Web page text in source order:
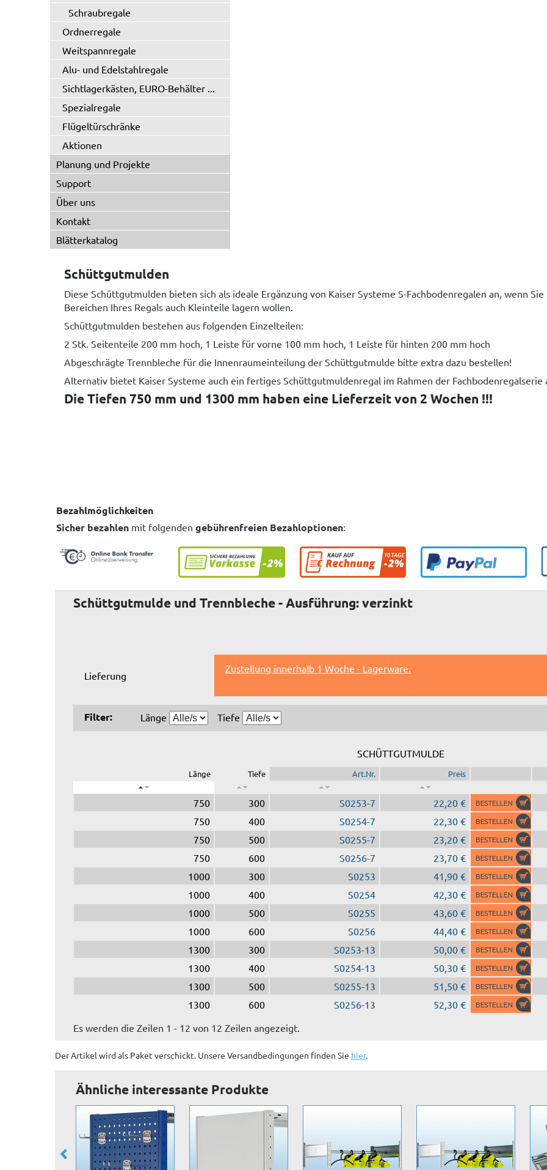
Schraubregale
Ordnerregale
Weitspannregale
Alu- und Edelstahlregale
Sichtlagerkästen, EURO-Behälter ...
Spezialregale
Flügeltürschränke
Aktionen
Planung und Projekte
Support
Über uns
Kontakt
Blätterkatalog
Schüttgutmulden
Diese Schüttgutmulden bieten sich als ideale Ergänzung von Kaiser Systeme S-Fachbodenregalen an, wenn
Bereichen Ihres Regals auch Kleinteile lagern wollen.
Schüttgutmulden bestehen aus folgenden Einzelteilen:
2 Stk. Seitenteile 200 mm hoch, 1 Leiste für vorne 100 mm hoch, 1 Leiste für hinten 200 mm hoch
Abgeschrägte Trennbleche für die Innenraumeinteilung der Schüttgutmulde bitte extra dazu bestellen!
Alternativ bietet Kaiser Systeme auch ein fertiges Schüttgutmuldenregal im Rahmen der Fachbodenregalserie
Die Tiefen 750 mm und 1300 mm haben eine Lieferzeit von 2 Wochen !!!
Bezahlmöglichkeiten
Sicher bezahlen mit folgenden gebührenfreien Bezahloptionen:
Schüttgutmulde und Trennbleche - Ausführung: verzinkt
Lieferung
Zustellung innerhalb 1 Woche - Lagerware.
Filter: Länge Tiefe
SCHÜTTGUTMULDE
Länge Tiefe Art.Nr. Preis
750 300 S0253-7
22,20 €
750
400 S0254-7
22,30 €
750
500 S0255-7
23,20 €
750
600 S0256-7
23,70 €
1000
300 S0253
41,90 €
1000
400 S0254
42,30 €
1000
500 S0255
43,60 €
1000
600 S0256
44,40 €
1300
300 S0253-13
50,00 €
1300
400 S0254-13
50,30 €
1300
500 S0255-13
51,50 €
1300
600 S0256-13
52,30 €
Es werden die Zeilen 1 - 12 von 12 Zeilen angezeigt.
Der Artikel wirdals Paket verschickt. Unsere Versandbedingungen finden Sie hier.
Ähnliche interessante Produkte